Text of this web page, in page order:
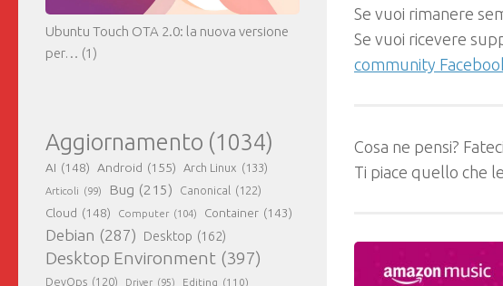
Se vuoi rimanere
Se vuoi ricevere
community
Cosa ne pensi?
Ti piace quello che
Ubuntu Touch OTA 2.0: la nuova versione
per… (1)
Aggiornamento (1034)
AI (148) Android (155) Arch Linux (133)
Articoli (99) Bug (215) Canonical (122)
Cloud (148) Computer (104) Container (143)
Debian (287) Desktop (162)
Desktop Environment (397)
DevOps (120) Driver (95) Editing (110)